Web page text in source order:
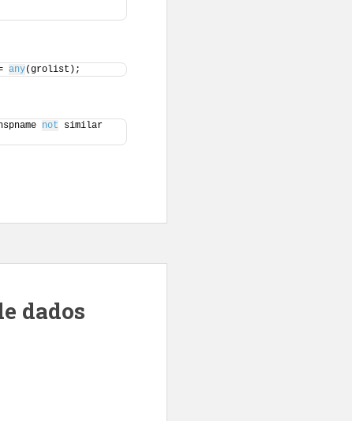
any(grolist);
not similar
dados